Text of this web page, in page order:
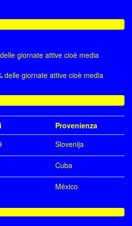
giornate attive cioè media
delle giornate attive cioè media
Provenienza
Slovenija
Cuba
México